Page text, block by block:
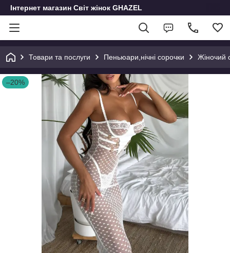
Інтернет магазин Світ жінок GHAZEL
Товари та послуги Пеньюари,нічні сорочки Жіночий
–20%